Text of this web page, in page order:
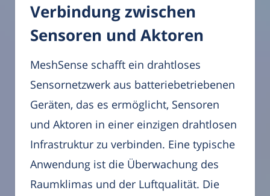
Verbindung zwischen
Sensoren und Aktoren
MeshSense schafft ein drahtloses
Sensornetzwerk aus batteriebetriebenen
Geräten, das es ermöglicht, Sensoren
und Aktoren in einer einzigen drahtlosen
Infrastruktur zu verbinden. Eine typische
Anwendung ist die Überwachung des
Raumklimas und der Luftqualität. Die